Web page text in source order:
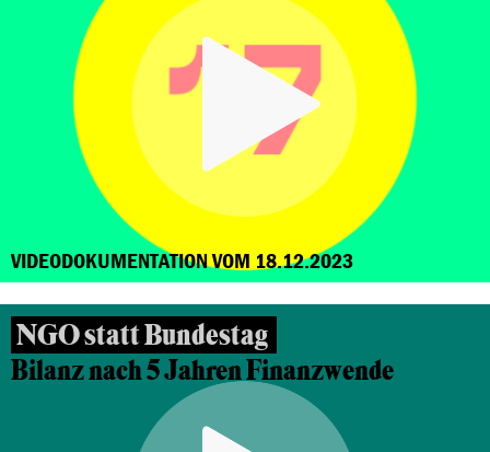
VIDEODOKUMENTATION VOM 18.12.2023
NGO statt Bundestag
Bilanz nach 5 Jahren Finanzwende